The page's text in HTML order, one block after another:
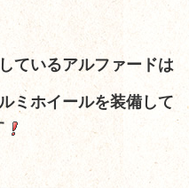
ているアルファードは
ミホイールを装備して